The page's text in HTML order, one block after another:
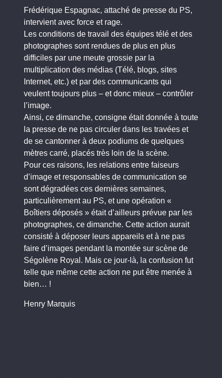
Frédérique Espagnac, attaché de presse du PS,
intervient avec force et rage.
Les conditions de travail des équipes télé et des
photographes sont rendues de plus en plus
difficiles par une meute grossie par la
multiplication des médias (Télé, blogs, sites
Internet, etc.) et par des communicants qui
veulent toujours plus – et donc mieux – contrôler
l’image.
Ainsi, ce dimanche, consigne était donnée à toute
la presse de ne pas circuler dans les travées et
de se cantonner à deux podiums de quelques
mètres carré, placés très loin de la scène.
Pour ces raisons, les relations entre faiseurs
d’image et responsables de communication se
sont dégradées ces dernières semaines,
particulièrement au PS, et une opération «
Boîtiers déposés » était d’ailleurs prévue par les
photographes, ce dimanche. Cette action aurait
consisté à déposer leurs appareils et à ne pas
faire d’images pendant la montée sur scène de
Ségolène Royal. Mais ce jour-là, la confusion fut
telle que même cette action ne put être menée à
bien… !
Henry Marquis